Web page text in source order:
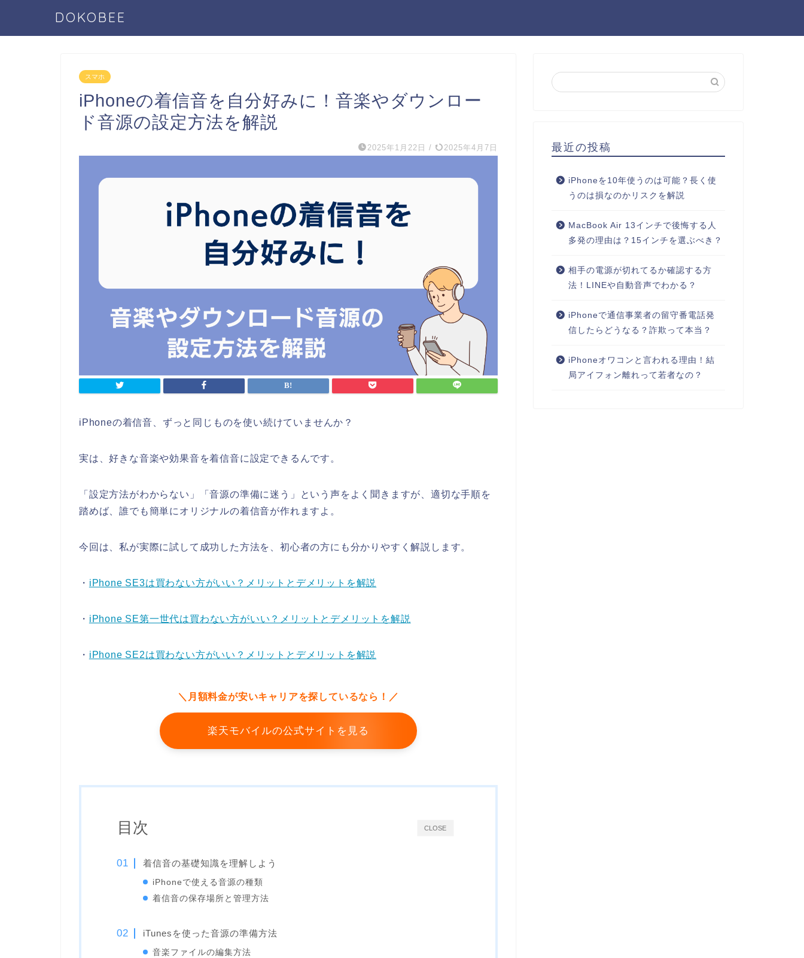
DOKOBEE
スマホ
iPhoneの着信音を自分好みに！音楽やダウンロー
ド音源の設定方法を解説
2025年1月22日 / 2025年4月7日
iPhoneの着信音、ずっと同じものを使い続けていませんか？
実は、好きな音楽や効果音を着信音に設定できるんです。
「設定方法がわからない」「音源の準備に迷う」という声をよく聞きますが、適切な手順を
踏めば、誰でも簡単にオリジナルの着信音が作れますよ。
今回は、私が実際に試して成功した方法を、初心者の方にも分かりやすく解説します。
・ iPhone SE3は買わない方がいい？メリットとデメリットを解説
・ iPhone SE第一世代は買わない方がいい？メリットとデメリットを解説
・ iPhone SE2は買わない方がいい？メリットとデメリットを解説
＼月額料金が安いキャリアを探しているなら！／
楽天モバイルの公式サイトを見る
CLOSE
目次
着信音の基礎知識を理解しよう
iPhoneで使える音源の種類
着信音の保存場所と管理方法
iTunesを使った音源の準備方法
音楽ファイルの編集方法
最近の投稿
iPhoneを10年使うのは可能？長く使
うのは損なのかリスクを解説
MacBook Air 13インチで後悔する人
多発の理由は？15インチを選ぶべき？
相手の電源が切れてるか確認する方
法！LINEや自動音声でわかる？
iPhoneで通信事業者の留守番電話発
信したらどうなる？詐欺って本当？
iPhoneオワコンと言われる理由！結
局アイフォン離れって若者なの？